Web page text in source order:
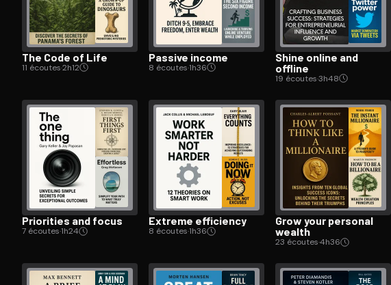
The Code of Life
11 écoutes·2h12
Passive income
8 écoutes·1h36
Shine online and
offline
19 écoutes·3h48
Priorities and focus
7 écoutes·1h24
Extreme efficiency
8 écoutes·1h36
Grow your personal
wealth
23 écoutes·4h36